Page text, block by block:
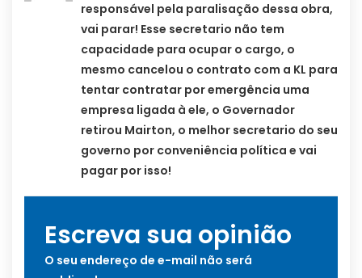
responsável pela paralisação dessa obra,
vai parar! Esse secretario não tem
capacidade para ocupar o cargo, o
mesmo cancelou o contrato com a KL para
tentar contratar por emergência uma
empresa ligada à ele, o Governador
retirou Mairton, o melhor secretario do seu
governo por conveniência política e vai
pagar por isso!
Escreva sua opinião
O seu endereço de e-mail não será